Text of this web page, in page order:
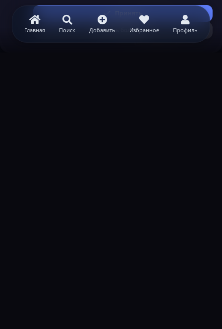
Главная Поиск Добавить Избранное Профиль
Принять
Узнать больше...